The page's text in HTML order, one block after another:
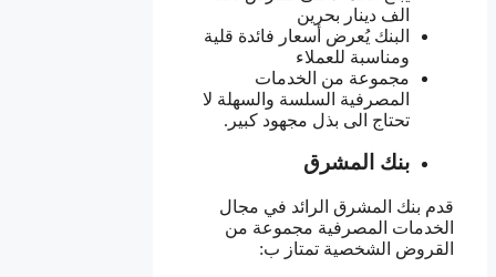
الف دينار بحرين
البنك يُعرض أسعار فائدة قلية
ومناسبة للعملاء
مجموعة من الخدمات
المصرفية السلسة والسهلة لا
تحتاج الى بذل مجهود كبير.
بنك المشرق
قدم بنك المشرق الرائد في مجال
الخدمات المصرفية مجموعة من
القروض الشخصية تمتاز ب: